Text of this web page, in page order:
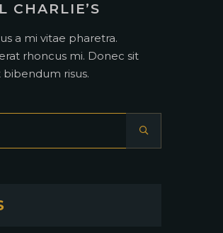
CHARLIE’S
a mi vitae pharetra.
rhoncus mi. Donec sit
bibendum risus.